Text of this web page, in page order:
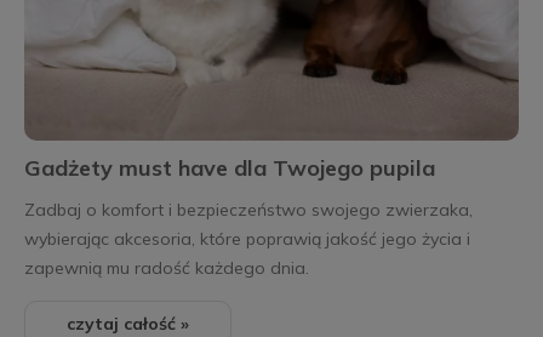
Gadżety must have dla Twojego pupila
Zadbaj o komfort i bezpieczeństwo swojego zwierzaka,
wybierając akcesoria, które poprawią jakość jego życia i
zapewnią mu radość każdego dnia.
czytaj całość »